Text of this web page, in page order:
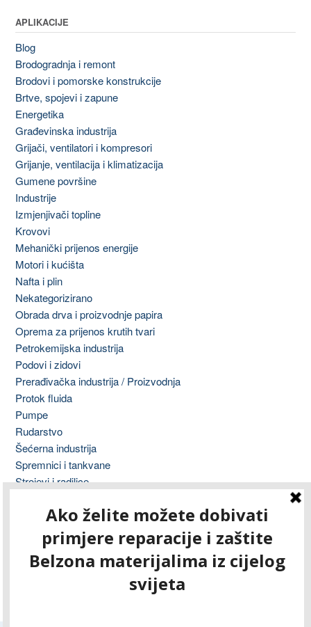
APLIKACIJE
Blog
Brodogradnja i remont
Brodovi i pomorske konstrukcije
Brtve, spojevi i zapune
Energetika
Građevinska industrija
Grijači, ventilatori i kompresori
Grijanje, ventilacija i klimatizacija
Gumene površine
Industrije
Izmjenjivači topline
Krovovi
Mehanički prijenos energije
Motori i kućišta
Nafta i plin
Nekategorizirano
Obrada drva i proizvodnje papira
Oprema za prijenos krutih tvari
Petrokemijska industrija
Podovi i zidovi
Prerađivačka industrija / Proizvodnja
Protok fluida
Pumpe
Rudarstvo
Šećerna industrija
Spremnici i tankvane
Strojevi i radilice
Transformatori
Ventili, cijevi i fitinzi
Vodovod i odvodnja
Vojska